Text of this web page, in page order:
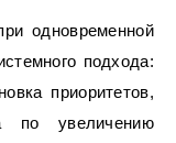
одновременной
подхода:
приоритетов,
по увеличению